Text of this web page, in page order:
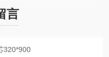
言